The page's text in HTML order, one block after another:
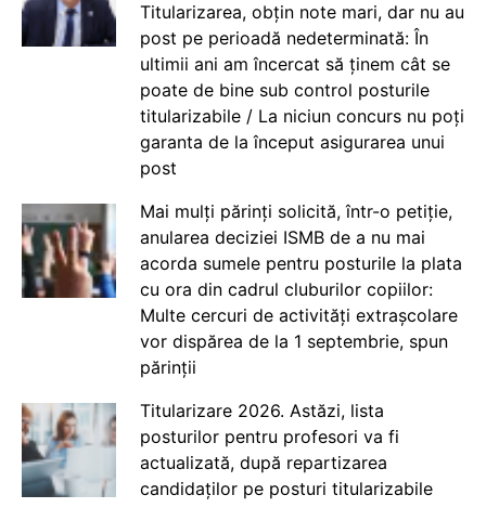
Titularizarea, obțin note mari, dar nu au
post pe perioadă nedeterminată: În
ultimii ani am încercat să ținem cât se
poate de bine sub control posturile
titularizabile / La niciun concurs nu poți
garanta de la început asigurarea unui
post
Mai mulți părinți solicită, într-o petiție,
anularea deciziei ISMB de a nu mai
acorda sumele pentru posturile la plata
cu ora din cadrul cluburilor copiilor:
Multe cercuri de activități extrașcolare
vor dispărea de la 1 septembrie, spun
părinții
Titularizare 2026. Astăzi, lista
posturilor pentru profesori va fi
actualizată, după repartizarea
candidaților pe posturi titularizabile